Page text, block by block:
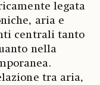
legata
aria e
centrali tanto
nella
tra aria,